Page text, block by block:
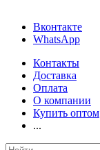
Вконтакте
WhatsApp
Контакты
Доставка
Оплата
О компании
Купить оптом
...